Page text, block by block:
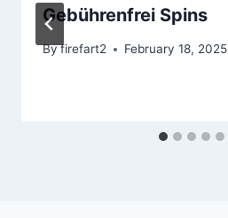
Gebührenfrei Spins
Byfirefart2 February 18, 2025